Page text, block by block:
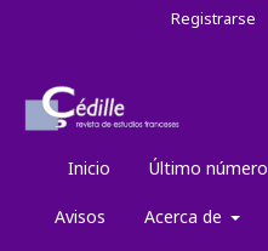
Inicio Último número
Avisos Acerca de
Registrarse